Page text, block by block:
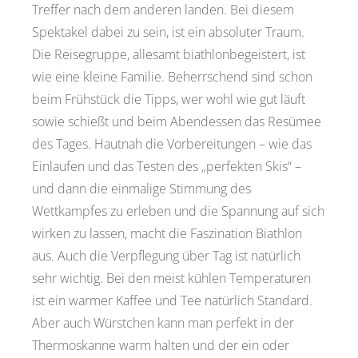
Treffer nach dem anderen landen. Bei diesem
Spektakel dabei zu sein, ist ein absoluter Traum.
Die Reisegruppe, allesamt biathlonbegeistert, ist
wie eine kleine Familie. Beherrschend sind schon
beim Frühstück die Tipps, wer wohl wie gut läuft
sowie schießt und beim Abendessen das Resümee
des Tages. Hautnah die Vorbereitungen – wie das
Einlaufen und das Testen des „perfekten Skis“ –
und dann die einmalige Stimmung des
Wettkampfes zu erleben und die Spannung auf sich
wirken zu lassen, macht die Faszination Biathlon
aus. Auch die Verpflegung über Tag ist natürlich
sehr wichtig. Bei den meist kühlen Temperaturen
ist ein warmer Kaffee und Tee natürlich Standard.
Aber auch Würstchen kann man perfekt in der
Thermoskanne warm halten und der ein oder